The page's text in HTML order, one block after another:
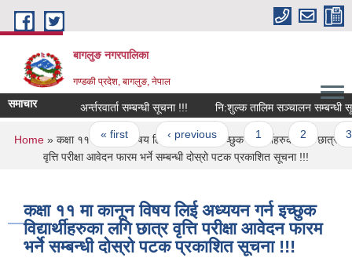
Skip to main content
बागलुङ नगरपालिका
गण्डकी प्रदेश, बागलुङ, नेपाल
समाचार अर्न्तरवार्ता सम्बन्धी सूचना !!! नि:शुल्क तालिम सञ्चालन सम्बन्धी
Pages
« first ‹ previous 1 2 3
You are here
Home » कक्षा ११ मा कानून विषय लिई अध्ययन गर्न इच्छुक विद्यार्थीहरुका लगि छात्र
वृत्ति परीक्षा आवेदन फारम भर्ने सम्बन्धी दोस्रो पटक प्रकाशित सूचना !!!
कक्षा ११ मा कानून विषय लिई अध्ययन गर्न इच्छुक
विद्यार्थीहरुका लगि छात्र वृत्ति परीक्षा आवेदन फारम
भर्ने सम्बन्धी दोस्रो पटक प्रकाशित सूचना !!!